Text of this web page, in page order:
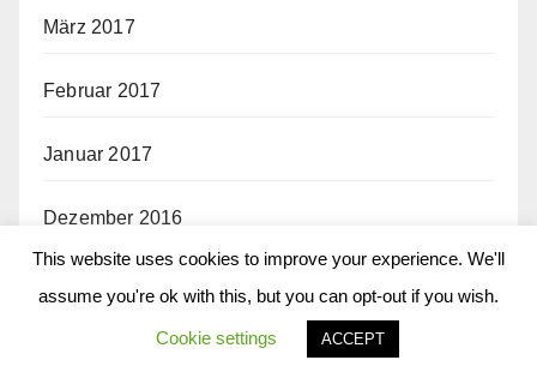
März 2017
Februar 2017
Januar 2017
Dezember 2016
Oktober 2016
This website uses cookies to improve your experience. We'll
assume you're ok with this, but you can opt-out if you wish.
Cookie settings ACCEPT